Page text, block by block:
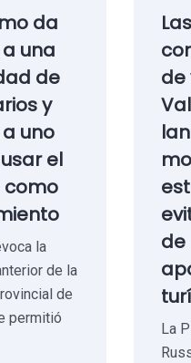
da
una
de
y
uno
el
la
de la
de
permitió
Las
de
de
La